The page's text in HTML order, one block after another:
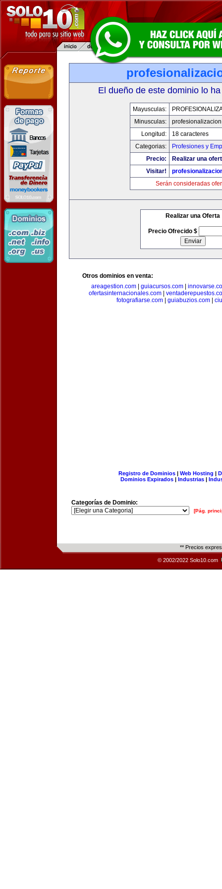
El dueño de este dominio lo
Mayusculas:
Minusculas:
Longitud:
18 caracteres
Categorias:
Profesiones y
Precio:
Realizar una
Visitar!
Serán consideradas
Realizar una Oferta
Precio Ofrecido $
Otros dominios en venta:
areagestion.com| guiacursos.com|
ofertasinternacionales.com|
fotografiarse.com| guiabuzios.com|
Registro de Dominios| Web Hosting |
Dominios Expirados | Industrias |
Categorías de Dominio:
[Pág.
** Precios
© 2002/2022 Solo10.com